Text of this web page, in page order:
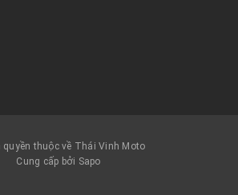
quyền thuộc về Thái Vinh Moto
Cung cấp bởi Sapo